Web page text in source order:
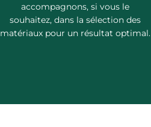
accompagnons, si vous le
souhaitez, dans la sélection des
matériaux pour un résultat optimal.